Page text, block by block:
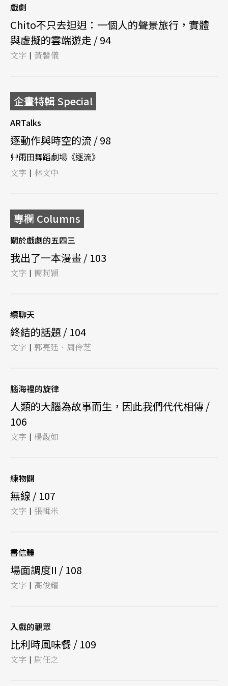
戲劇
Chito不只去𨑨迌：一個人的聲景旅行，實體
與虛擬的雲端遊走 / 94
文字 | 黃馨儀
企畫特輯 Special
ARTalks
逐動作與時空的流 / 98
艸雨田舞蹈劇場《逐流》
文字 | 林文中
專欄 Columns
關於戲劇的五四三
我出了一本漫畫 / 103
文字 | 簡莉穎
續聊天
終結的話題 / 104
文字 | 郭亮廷、周伶芝
腦海裡的旋律
人類的大腦為故事而生，因此我們代代相傳 /
106
文字 | 楊馥如
練物闢
無線 / 107
文字 | 張輯米
書信體
場面調度II / 108
文字 | 高俊耀
入戲的觀眾
比利時風味餐 / 109
文字 | 尉任之